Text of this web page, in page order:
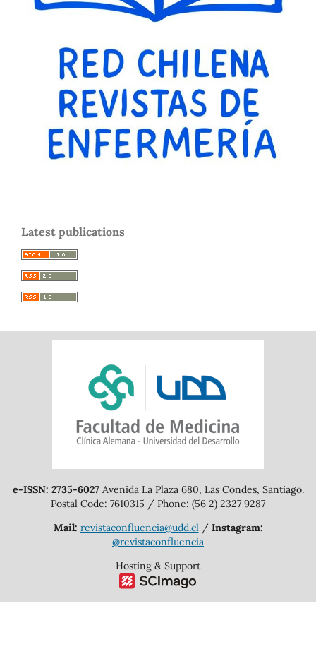
Latest publications
e-ISSN: 2735-6027Avenida La Plaza 680, Las Condes, Santiago.
Postal Code: 7610315 / Phone: (56 2) 2327 9287
Mail: revistaconfluencia@udd.cl/ Instagram:
@revistaconfluencia
Hosting & Support